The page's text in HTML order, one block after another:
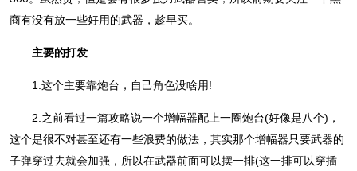
商有没有放一些好用的武器，趁早买。
主要的打发
1.这个主要靠炮台，自己角色没啥用!
2.之前看过一篇攻略说一个增幅器配上一圈炮台(好像是八个)，
这个是很不对甚至还有一些浪费的做法，其实那个增幅器只要武器的
子弹穿过去就会加强，所以在武器前面可以摆一排(这一排可以穿插